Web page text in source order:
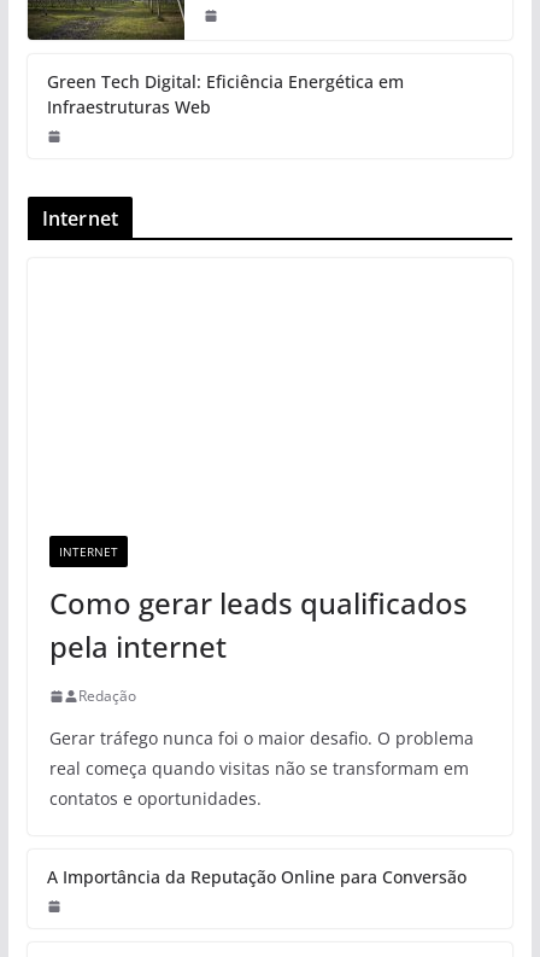
Green Tech Digital: Eficiência Energética em
Infraestruturas Web
Internet
INTERNET
Como gerar leads qualificados
pela internet
Redação
Gerar tráfego nunca foi o maior desafio. O problema
real começa quando visitas não se transformam em
contatos e oportunidades.
A Importância da Reputação Online para Conversão